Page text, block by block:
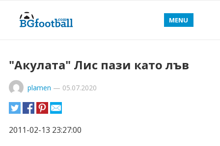
MENU
"Акулата" Лис пази като лъв
plamen — 05.07.2020
2011-02-13 23:27:00